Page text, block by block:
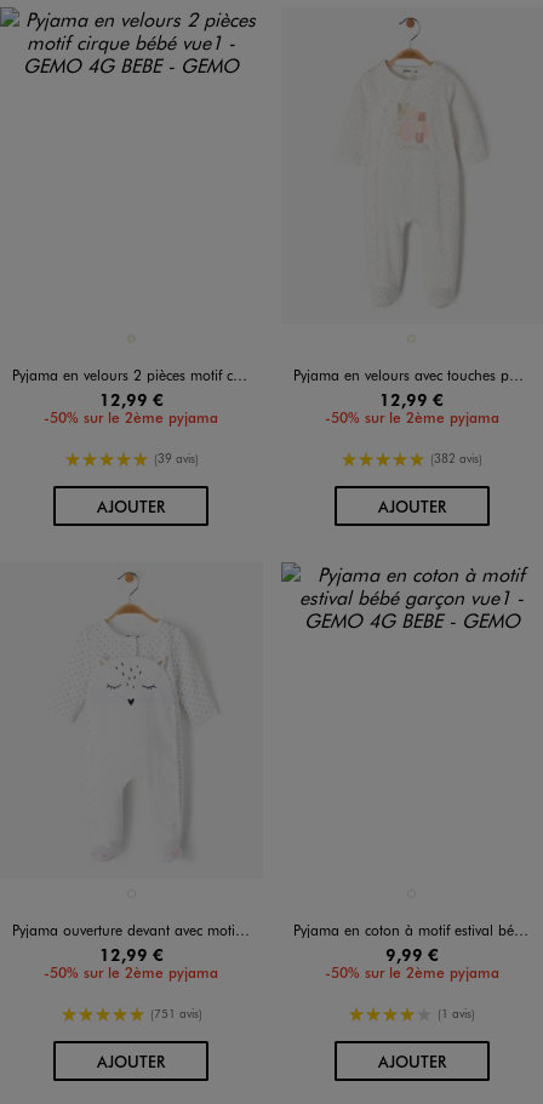
Pyjama en velours 2 pièces motif cirque bébé
12,99 €
-50% sur le 2ème pyjama
5/5 de moyenne
(39 avis)
AJOUTERAU PANIER
Pyjama en velours avec touches pailletées bébé fille
12,99 €
-50% sur le 2ème pyjama
5/5 de moyenne
(382 avis)
AJOUTERAU PANIER
Pyjama ouverture devant avec motif chat bébé fille
12,99 €
-50% sur le 2ème pyjama
5/5 de moyenne
(751 avis)
AJOUTERAU PANIER
Pyjama en coton à motif estival bébé garçon
9,99 €
-50% sur le 2ème pyjama
4/5 de moyenne
(1 avis)
AJOUTERAU PANIER